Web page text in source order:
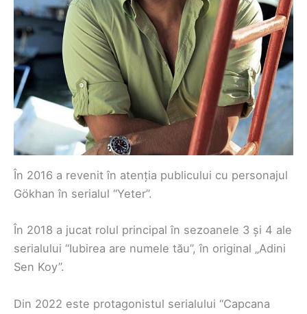
În 2016 a revenit în atenția publicului cu personajul
Gökhan în serialul “Yeter”.
În 2018 a jucat rolul principal în sezoanele 3 și 4 ale
serialului “Iubirea are numele tău”, în original „Adini
Sen Koy”.
Din 2022 este protagonistul serialului “Capcana